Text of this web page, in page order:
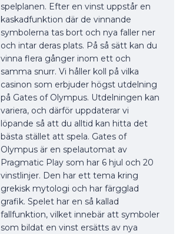
spelplanen. Efter en vinst uppstår en
kaskadfunktion där de vinnande
symbolerna tas bort och nya faller ner
och intar deras plats. På så sätt kan du
vinna flera gånger inom ett och
samma snurr. Vi håller koll på vilka
casinon som erbjuder högst utdelning
på Gates of Olympus. Utdelningen kan
variera, och därför uppdaterar vi
löpande så att du alltid kan hitta det
bästa stället att spela. Gates of
Olympus är en spelautomat av
Pragmatic Play som har 6 hjul och 20
vinstlinjer. Den har ett tema kring
grekisk mytologi och har färgglad
grafik. Spelet har en så kallad
fallfunktion, vilket innebär att symboler
som bildat en vinst ersätts av nya